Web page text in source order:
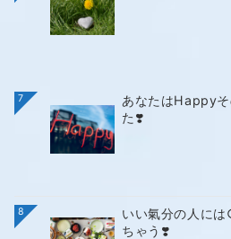
7
あなたはHappy
た❣️
8
いい氣分の人に
ちゃう❣️